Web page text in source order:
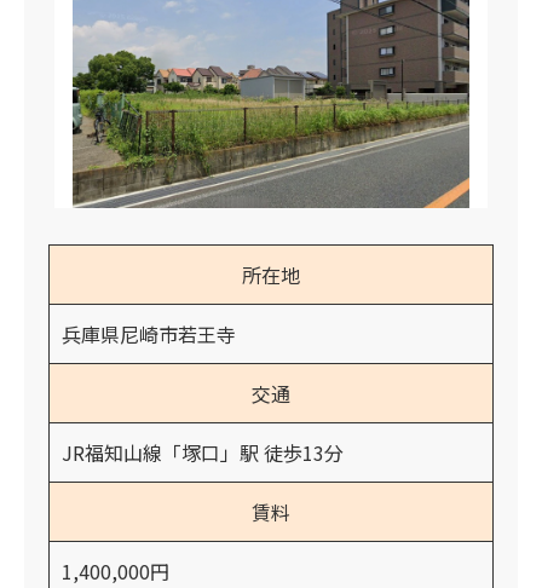
所在地
兵庫県尼崎市若王寺
交通
JR福知山線「塚口」駅 徒歩13分
賃料
1,400,000円